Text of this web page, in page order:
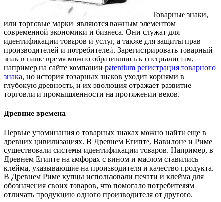
Товарные знаки,
или торговые марки, являются важным элементом
современной экономики и бизнеса. Они служат для
идентификации товаров и услуг, а также для защиты прав
производителей и потребителей. Зарегистрировать товарный
знак в наше время можно обратившись к специалистам,
например на сайте компании patentium регистрация товарного
знака, но история товарных знаков уходит корнями в
глубокую древность, и их эволюция отражает развитие
торговли и промышленности на протяжении веков.
Древние времена
Первые упоминания о товарных знаках можно найти еще в
древних цивилизациях. В Древнем Египте, Вавилоне и Риме
существовали системы идентификации товаров. Например, в
Древнем Египте на амфорах с вином и маслом ставились
клейма, указывающие на производителя и качество продукта.
В Древнем Риме купцы использовали печати и клейма для
обозначения своих товаров, что помогало потребителям
отличать продукцию одного производителя от другого.